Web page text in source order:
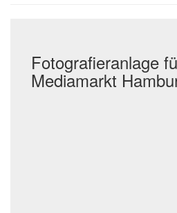
Fotografieranlage
Mediamarkt